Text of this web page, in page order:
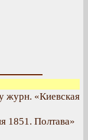
журн. «Киевская
1851. Полтава»